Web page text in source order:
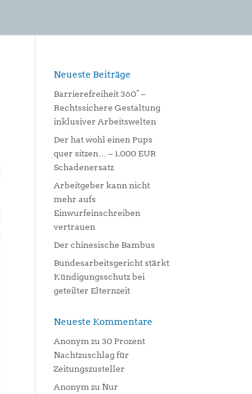
Neueste Beiträge
Barrierefreiheit 360° –
Rechtssichere Gestaltung
inklusiver Arbeitswelten
Der hat wohl einen Pups
quer sitzen… – 1.000 EUR
Schadenersatz
Arbeitgeber kann nicht
mehr aufs
Einwurfeinschreiben
vertrauen
Der chinesische Bambus
Bundesarbeitsgericht stärkt
Kündigungsschutz bei
geteilter Elternzeit
Neueste Kommentare
Anonym zu30 Prozent
Nachtzuschlag für
Zeitungszusteller
Anonym zu Nur